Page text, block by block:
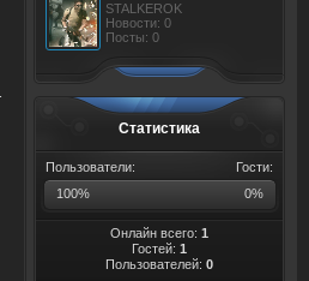
STALKEROK
Новости: 0
Посты: 0
Статистика
Гости:
Пользователи:
100%
0%
Онлайн всего: 1
Гостей: 1
Пользователей: 0